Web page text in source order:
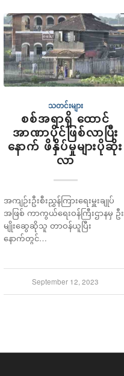
သတင်းများ
စစ်အရာရှိ ထောင်
အာဏာပိုင်ဖြစ်လာပြီး
နောက် ဖိနှိပ်မှုများပိုဆိုး
လာ
အကျဉ်းဦးစီးညွှန်ကြားရေးမှူးချုပ်
အဖြစ် ကာကွယ်ရေးဝန်ကြီးဌာနမှ ဦး
မျိုးဆွေဆိုသူ တာဝန်ယူပြီး
နောက်တွင်…
September 12, 2023